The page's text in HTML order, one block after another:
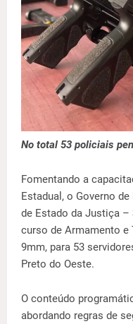
No total 53 policiais
Fomentando a
Estadual, o Governo
de Estado da Justiça –
curso de Armamento
9mm, para 53
Preto do Oeste.
O conteúdo
abordando regras de